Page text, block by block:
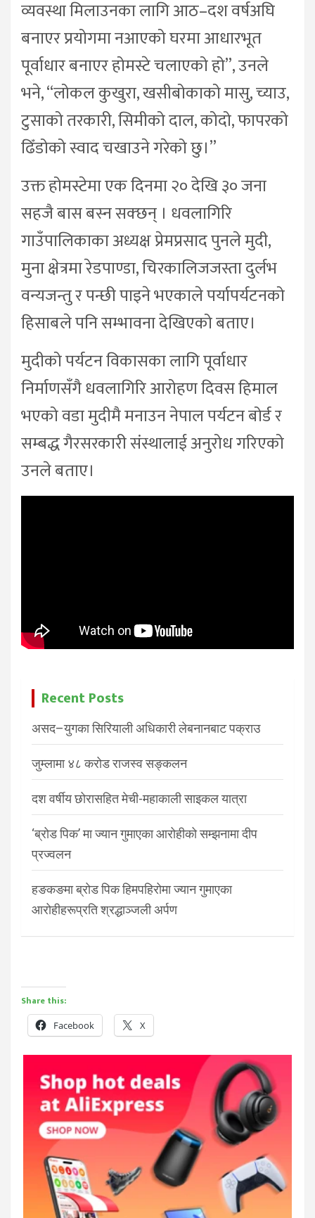
व्यवस्था मिलाउनका लागि आठ–दश वर्षअघि
बनाएर प्रयोगमा नआएको घरमा आधारभूत
पूर्वाधार बनाएर होमस्टे चलाएको हो”, उनले
भने, “लोकल कुखुरा, खसीबोकाको मासु, च्याउ,
टुसाको तरकारी, सिमीको दाल, कोदो, फापरको
ढिँडोको स्वाद चखाउने गरेको छु।”
उक्त होमस्टेमा एक दिनमा २० देखि ३० जना
सहजै बास बस्न सक्छन् । धवलागिरि
गाउँपालिकाका अध्यक्ष प्रेमप्रसाद पुनले मुदी,
मुना क्षेत्रमा रेडपाण्डा, चिरकालिजजस्ता दुर्लभ
वन्यजन्तु र पन्छी पाइने भएकाले पर्यापर्यटनको
हिसाबले पनि सम्भावना देखिएको बताए।
मुदीको पर्यटन विकासका लागि पूर्वाधार
निर्माणसँगै धवलागिरि आरोहण दिवस हिमाल
भएको वडा मुदीमै मनाउन नेपाल पर्यटन बोर्ड र
सम्बद्ध गैरसरकारी संस्थालाई अनुरोध गरिएको
उनले बताए।
Recent Posts
असद–युगका सिरियाली अधिकारी लेबनानबाट पक्राउ
जुम्लामा ४८ करोड राजस्व सङ्कलन
दश वर्षीय छोरासहित मेची-महाकाली साइकल यात्रा
‘ब्रोड पिक’ मा ज्यान गुमाएका आरोहीको सम्झनामा दीप
प्रज्वलन
हङकङमा ब्रोड पिक हिमपहिरोमा ज्यान गुमाएका
आरोहीहरूप्रति श्रद्धाञ्जली अर्पण
Share this:
Facebook X